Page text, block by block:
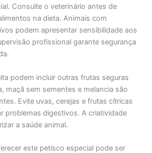
Consulte o veterinário antes de
na dieta. Animais com
podem apresentar sensibilidade aos
profissional garante segurança
podem incluir outras frutas seguras
maçã sem sementes e melancia são
Evite uvas, cerejas e frutas cítricas
problemas digestivos. A criatividade
a saúde animal.
este petisco especial pode ser